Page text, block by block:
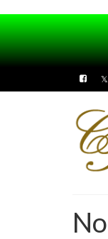
UA-100436175-1